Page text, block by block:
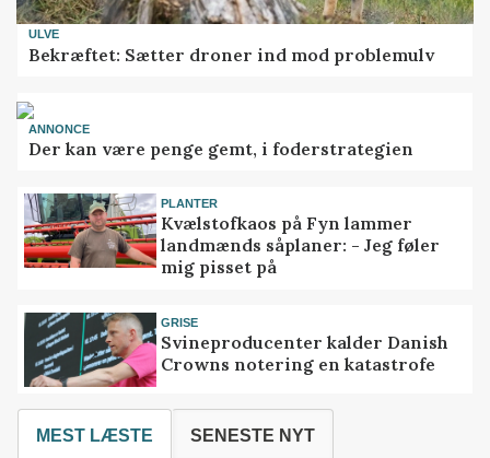
ULVE
Bekræftet: Sætter droner ind mod problemulv
ANNONCE
Der kan være penge gemt, i foderstrategien
PLANTER
Kvælstofkaos på Fyn lammer
landmænds såplaner: - Jeg føler
mig pisset på
GRISE
Svineproducenter kalder Danish
Crowns notering en katastrofe
MEST LÆSTE SENESTE NYT